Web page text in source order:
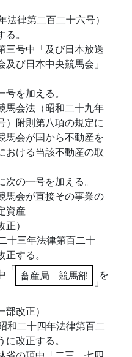
律第二百二十六号）
。
三号中「及び日本放送
び日本中央競馬会」
を加える。
馬会法（昭和二十九年
）附則第八項の規定に
馬会が国から不動産を
おける当該不動産の取
の一号を加える。
馬会が直接その事業の
資産
）
十三年法律第百二十
する。
「 畜産局 競馬部 」
を
改正）
和二十四年法律第百二
改正する。